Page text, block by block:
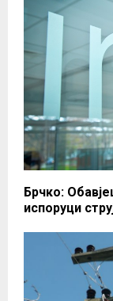
Брчко:
испоруци